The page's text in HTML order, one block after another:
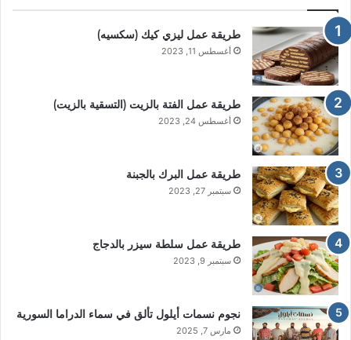
طريقة عمل ليزي كيك (سكسيه)
أغسطس 11, 2023
طريقة عمل الفتة بالزيت (التسقية بالزيت)
أغسطس 24, 2023
طريقة عمل البرك بالجبنة
سبتمبر 27, 2023
طريقة عمل سلطة سيزر بالدجاج
سبتمبر 9, 2023
نجوم نسمات أيلول تألق في سماء الدراما السورية
مارس 7, 2025